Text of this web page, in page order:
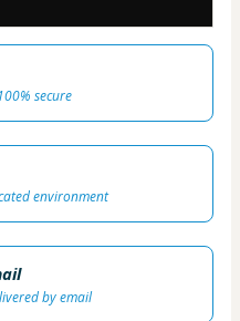
secure
environment
by email